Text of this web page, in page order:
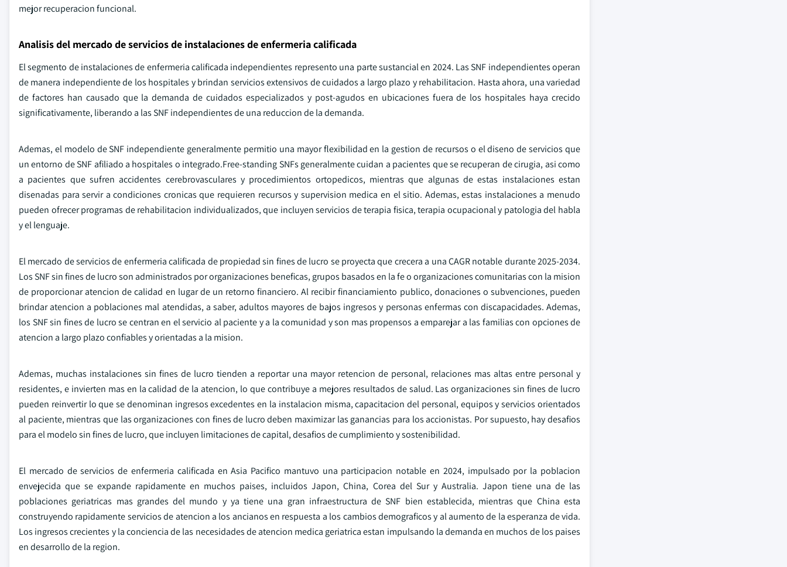
mejor recuperacion funcional.
Analisis del mercado de servicios de instalaciones de enfermeria calificada
El segmento de instalaciones de enfermeria calificada independientes represento una parte sustancial en 2024. Las SNF independientes operan
de manera independiente de los hospitales y brindan servicios extensivos de cuidados a largo plazo y rehabilitacion. Hasta ahora, una variedad
de factores han causado que la demanda de cuidados especializados y post-agudos en ubicaciones fuera de los hospitales haya crecido
significativamente, liberando a las SNF independientes de una reduccion de la demanda.
Ademas, el modelo de SNF independiente generalmente permitio una mayor flexibilidad en la gestion de recursos o el diseno de servicios que
un entorno de SNF afiliado a hospitales o integrado.Free-standing SNFs generalmente cuidan a pacientes que se recuperan de cirugia, asi como
a pacientes que sufren accidentes cerebrovasculares y procedimientos ortopedicos, mientras que algunas de estas instalaciones estan
disenadas para servir a condiciones cronicas que requieren recursos y supervision medica en el sitio. Ademas, estas instalaciones a menudo
pueden ofrecer programas de rehabilitacion individualizados, que incluyen servicios de terapia fisica, terapia ocupacional y patologia del habla
y el lenguaje.
El mercado de servicios de enfermeria calificada de propiedad sin fines de lucro se proyecta que crecera a una CAGR notable durante 2025-2034.
Los SNF sin fines de lucro son administrados por organizaciones beneficas, grupos basados en la fe o organizaciones comunitarias con la mision
de proporcionar atencion de calidad en lugar de un retorno financiero. Al recibir financiamiento publico, donaciones o subvenciones, pueden
brindar atencion a poblaciones mal atendidas, a saber, adultos mayores de bajos ingresos y personas enfermas con discapacidades. Ademas,
los SNF sin fines de lucro se centran en el servicio al paciente y a la comunidad y son mas propensos a emparejar a las familias con opciones de
atencion a largo plazo confiables y orientadas a la mision.
Ademas, muchas instalaciones sin fines de lucro tienden a reportar una mayor retencion de personal, relaciones mas altas entre personal y
residentes, e invierten mas en la calidad de la atencion, lo que contribuye a mejores resultados de salud. Las organizaciones sin fines de lucro
pueden reinvertir lo que se denominan ingresos excedentes en la instalacion misma, capacitacion del personal, equipos y servicios orientados
al paciente, mientras que las organizaciones con fines de lucro deben maximizar las ganancias para los accionistas. Por supuesto, hay desafios
para el modelo sin fines de lucro, que incluyen limitaciones de capital, desafios de cumplimiento y sostenibilidad.
El mercado de servicios de enfermeria calificada en Asia Pacifico mantuvo una participacion notable en 2024, impulsado por la poblacion
envejecida que se expande rapidamente en muchos paises, incluidos Japon, China, Corea del Sur y Australia. Japon tiene una de las
poblaciones geriatricas mas grandes del mundo y ya tiene una gran infraestructura de SNF bien establecida, mientras que China esta
construyendo rapidamente servicios de atencion a los ancianos en respuesta a los cambios demograficos y al aumento de la esperanza de vida.
Los ingresos crecientes y la conciencia de las necesidades de atencion medica geriatrica estan impulsando la demanda en muchos de los paises
en desarrollo de la region.